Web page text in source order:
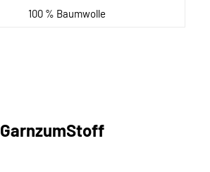
100 % Baumwolle
GarnzumStoff